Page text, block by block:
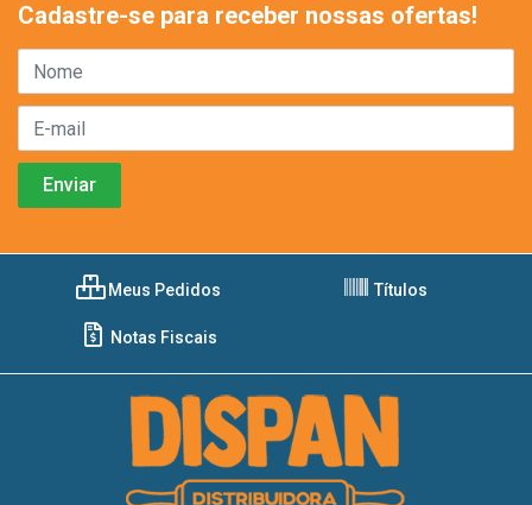
Cadastre-se para receber nossas ofertas!
Meus Pedidos Títulos
Notas Fiscais